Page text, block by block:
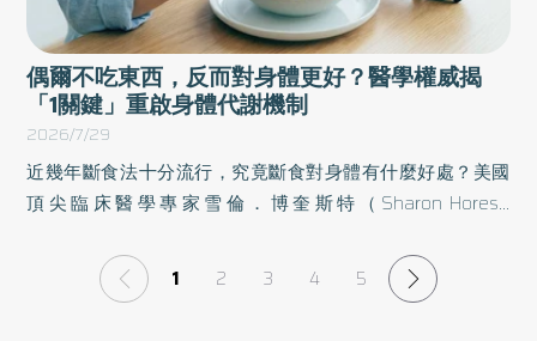
偶爾不吃東西，反而對身體更好？醫學權威揭
「1關鍵」重啟身體代謝機制
2026/7/29
近幾年斷食法十分流行，究竟斷食對身體有什麼好處？美國
頂尖臨床醫學專家雪倫．博奎斯特（Sharon Horesh
新科學研究的權威觀點，更提供簡單易上手的實用方法，不
論是大腦與腸道的關係、間歇性斷食，還是疾病預防，都能
1 2 3 4 5